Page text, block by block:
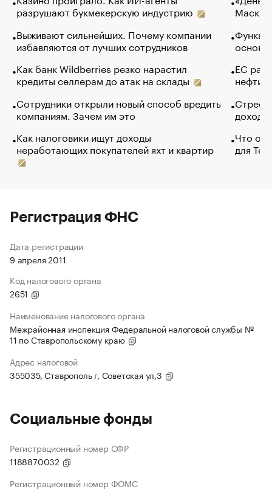
разрушают букмекерскую индустрию
Выживают сильнейших. Почему компании
избавляются от лучших сотрудников
Как банк Wildberries резко нарастил
кредиты селлерам до атак на склады
Сотрудники открыли новый способ вредить
компаниям. Зачем им это
Как налоговики ищут доходы
неработающих покупателей яхт и квартир
Маск в
основ
ЕС
нефти
Что
для
Регистрация ФНС
Дата регистрации
9 апреля 2011
Код налогового органа
2651
Наименование налогового органа
Межрайонная инспекция Федеральной налоговой службы №
11 по Ставропольскому краю
Адрес налоговой
355035, Ставрополь г, Советская ул,3
Социальные фонды
Регистрационный номер СФР
1188870032
Регистрационный номер ФОМС